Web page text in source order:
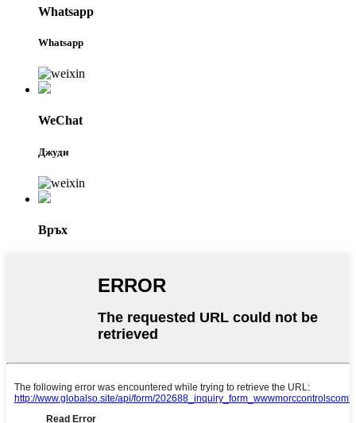
Whatsapp
Whatsapp
WeChat
Джуди
Връх